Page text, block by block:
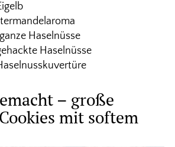
Haselnüsse
Haselnüsse
– große
mit softem